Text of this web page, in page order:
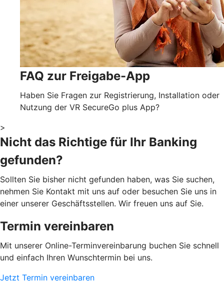
FAQ zur Freigabe-App
Haben Sie Fragen zur Registrierung, Installation oder
Nutzung der VR SecureGo plus App?
>
Nicht das Richtige für Ihr Banking
gefunden?
Sollten Sie bisher nicht gefunden haben, was Sie suchen,
nehmen Sie Kontakt mit uns auf oder besuchen Sie uns in
einer unserer Geschäftsstellen. Wir freuen uns auf Sie.
Termin vereinbaren
Mit unserer Online-Terminvereinbarung buchen Sie schnell
und einfach Ihren Wunschtermin bei uns.
Jetzt Termin vereinbaren